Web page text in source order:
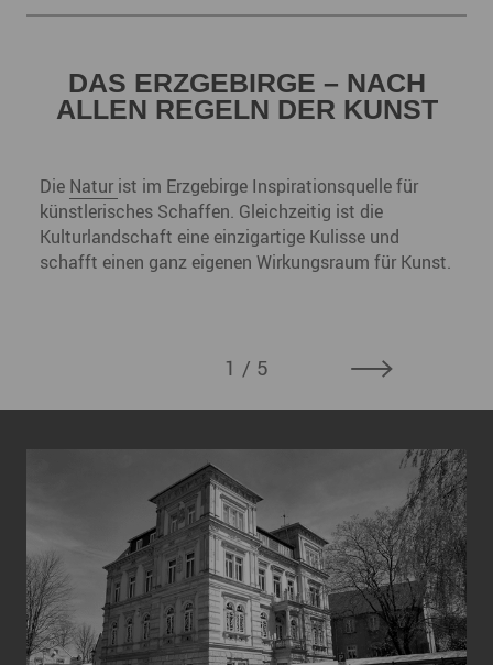
DAS ERZGEBIRGE – NACH
ALLEN REGELN DER KUNST
Die Natur ist im Erzgebirge Inspirationsquelle für
künstlerisches Schaffen. Gleichzeitig ist die
Kulturlandschaft eine einzigartige Kulisse und
schafft einen ganz eigenen Wirkungsraum für Kunst.
1 / 5